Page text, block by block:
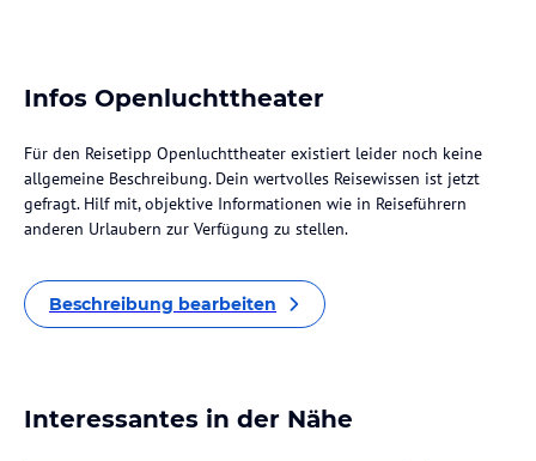
Infos Openluchttheater
Für den Reisetipp Openluchttheater existiert leider noch keine
allgemeine Beschreibung. Dein wertvolles Reisewissen ist jetzt
gefragt. Hilf mit, objektive Informationen wie in Reiseführern
anderen Urlaubern zur Verfügung zu stellen.
Beschreibung bearbeiten
Interessantes in der Nähe